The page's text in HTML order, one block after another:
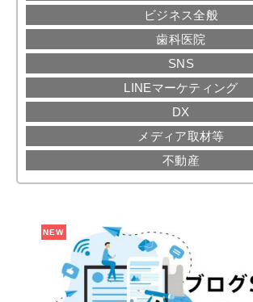
ビジネス全般
歯科医院
SNS
LINEマーケティング
DX
メディア取材等
不動産
NEW